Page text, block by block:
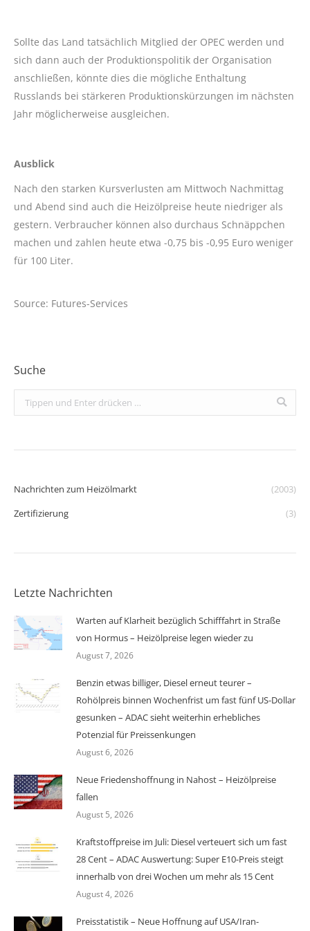
Sollte das Land tatsächlich Mitglied der OPEC werden und
sich dann auch der Produktionspolitik der Organisation
anschließen, könnte dies die mögliche Enthaltung
Russlands bei stärkeren Produktionskürzungen im nächsten
Jahr möglicherweise ausgleichen.
Ausblick
Nach den starken Kursverlusten am Mittwoch Nachmittag
und Abend sind auch die Heizölpreise heute niedriger als
gestern. Verbraucher können also durchaus Schnäppchen
machen und zahlen heute etwa -0,75 bis -0,95 Euro weniger
für 100 Liter.
Source: Futures-Services
Suche
Search:
Nachrichten zum Heizölmarkt
(2003)
Zertifizierung
(3)
Letzte Nachrichten
Warten auf Klarheit bezüglich Schifffahrt in Straße
von Hormus – Heizölpreise legen wieder zu
August 7, 2026
Benzin etwas billiger, Diesel erneut teurer –
Rohölpreis binnen Wochenfrist um fast fünf US-Dollar
gesunken – ADAC sieht weiterhin erhebliches
Potenzial für Preissenkungen
August 6, 2026
Neue Friedenshoffnung in Nahost – Heizölpreise
fallen
August 5, 2026
Kraftstoffpreise im Juli: Diesel verteuert sich um fast
28 Cent – ADAC Auswertung: Super E10-Preis steigt
innerhalb von drei Wochen um mehr als 15 Cent
August 4, 2026
Preisstatistik – Neue Hoffnung auf USA/Iran-